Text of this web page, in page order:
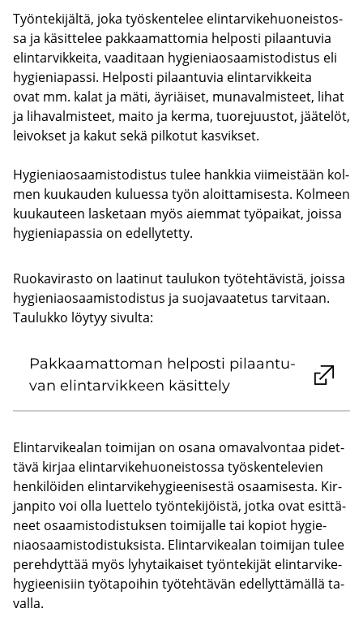
Työn­te­ki­jäl­tä, joka työs­ken­te­lee elin­tar­vi­ke­huo­neis­tos­
sa ja kä­sit­te­lee pak­kaa­mat­to­mia hel­pos­ti pi­laan­tu­via
elin­tar­vik­kei­ta, vaa­di­taan hy­gie­niao­saa­mis­to­dis­tus eli
hy­gie­nia­pas­si. Hel­pos­ti pi­laan­tu­via elin­tar­vik­kei­ta
ovat mm. kalat ja mäti, äy­riäi­set, mu­na­val­mis­teet, lihat
ja li­ha­val­mis­teet, maito ja kerma, tuo­re­juus­tot, jää­te­löt,
lei­vok­set ja kakut sekä pil­ko­tut kas­vik­set.
Hy­gie­niao­saa­mis­to­dis­tus tulee hank­kia vii­meis­tään kol­
men kuu­kau­den ku­lues­sa työn aloit­ta­mi­ses­ta. Kol­meen
kuu­kau­teen las­ke­taan myös ai­em­mat työ­pai­kat, jois­sa
hy­gie­nia­pas­sia on edel­ly­tet­ty.
Ruokavirasto on laatinut taulukon työtehtävistä, joissa
hygieniaosaamistodistus ja suojavaatetus tarvitaan.
Taulukko löytyy sivulta:
Pak­kaa­mat­to­man hel­pos­ti pi­laan­tu­
van elin­tar­vik­keen kä­sit­te­ly
Elin­tar­vi­kea­lan toi­mi­jan on osana oma­val­von­taa pi­det­
tä­vä kir­jaa elin­tar­vi­ke­huo­neis­tos­sa työs­ken­te­le­vien
hen­ki­löi­den elin­tar­vi­ke­hy­giee­ni­ses­tä osaa­mi­ses­ta. Kir­
jan­pi­to voi olla luet­te­lo työn­te­ki­jöis­tä, jotka ovat esit­tä­
neet osaa­mis­to­dis­tuk­sen toi­mi­jal­le tai ko­piot hy­gie­
niao­saa­mis­to­dis­tuk­sis­ta. Elin­tar­vi­kea­lan toi­mi­jan tulee
pe­reh­dyt­tää myös ly­hy­tai­kai­set työn­te­ki­jät elin­tar­vi­ke­
hy­giee­ni­siin työ­ta­poi­hin työ­teh­tä­vän edel­lyt­tä­mäl­lä ta­
val­la.